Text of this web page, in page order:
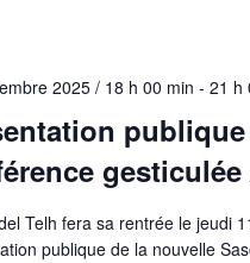
2025 / 18 h 00 min - 21 h
del Telh fera sa rentrée le jeudi
publique de la nouvelle